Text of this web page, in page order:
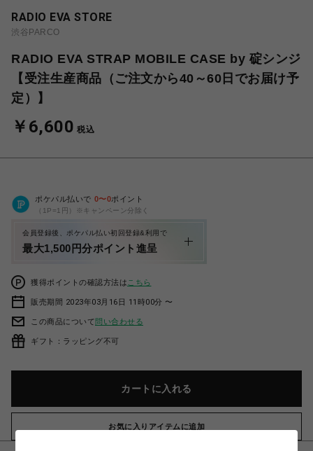
RADIO EVA STORE
渋谷PARCO
RADIO EVA STRAP MOBILE CASE by 碇シンジ
【受注生産商品（ご注文から40～60日でお届け予
定）】
￥6,600 税込
ポケパル払いで 0〜0ポイント
（1P=1円）※キャンペーン分除く
会員登録後、ポケパル払い初回登録&利用で
最大1,500円分ポイント進呈
獲得ポイントの確認方法は こちら
販売期間 2023年03月16日 11時00分 〜
この商品について問い合わせる
ギフト：ラッピング不可
カートに入れる
お気に入りアイテムに追加